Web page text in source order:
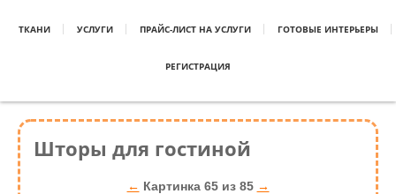
ТКАНИ УСЛУГИ ПРАЙС-ЛИСТ НА УСЛУГИ ГОТОВЫЕ ИНТЕРЬЕРЫ
РЕГИСТРАЦИЯ
Шторы для гостиной
← Картинка 65 из 85 →